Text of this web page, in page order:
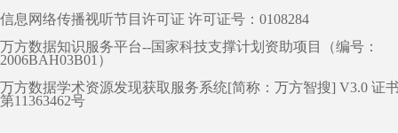
信息网络传播视听节目许可证 许可证号：0108284
万方数据知识服务平台--国家科技支撑计划资助项目（编号：
2006BAH03B01）
万方数据学术资源发现获取服务系统[简称：万方智搜] V3.0 证
第11363462号